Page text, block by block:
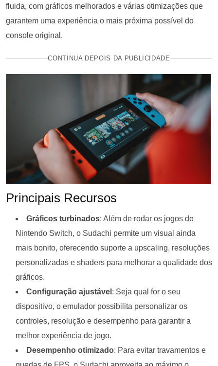
fluida, com gráficos melhorados e várias otimizações que
garantem uma experiência o mais próxima possível do
console original.
CONTINUA DEPOIS DA PUBLICIDADE
Principais Recursos
Gráficos turbinados: Além de rodar os jogos do
Nintendo Switch, o Sudachi permite um visual ainda
mais bonito, oferecendo suporte a upscaling, resoluções
personalizadas e shaders para melhorar a qualidade dos
gráficos.
Configuração ajustável : Seja qual for o seu
dispositivo, o emulador possibilita personalizar os
controles, resolução e desempenho para garantir a
melhor experiência de jogo.
Desempenho otimizado: Para evitar travamentos e